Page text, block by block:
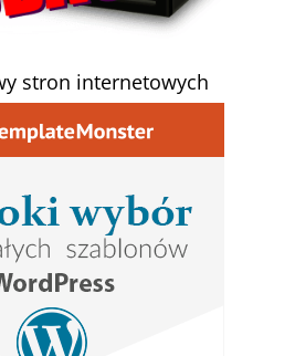
stron internetowych